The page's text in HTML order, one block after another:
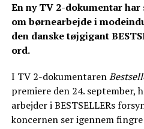
En ny TV 2-dokumentar
om børnearbejde i
den danske tøjgigant
ord.
I TV 2-dokumentaren
premiere den 24. september,
arbejder i BESTSELLERs
koncernen ser igennem